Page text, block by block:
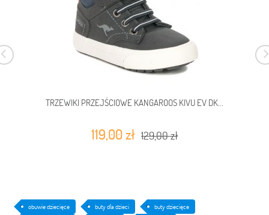
TRZEWIKI PRZEJŚCIOWE KANGAROOS KIVU EV DK...
119,00 zł 129,00 zł
obuwie dziecięce buty dla dzieci
buty dziecięce